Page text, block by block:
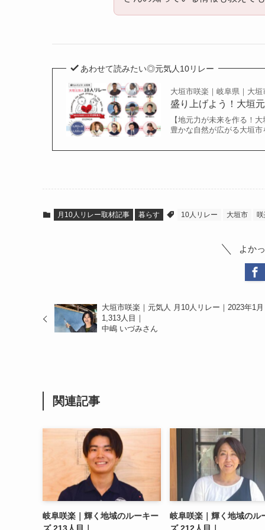
あわせて読みたい◎元気人10リレー
大垣市咲楽｜岐阜県｜大垣
盛り上げよう！大垣
【地元力が未来を作る！
豊かな自然が広がる大垣
月10人リレー取材記事 暮らす 10人リレー 大垣市
よか
大垣市咲楽｜元気人 月10人リレー｜2023年1月
1,313人目｜
中嶋 いづみさん
関連記事
岐阜咲楽｜輝く地域のルーキー
岐阜咲楽｜輝く地域のル